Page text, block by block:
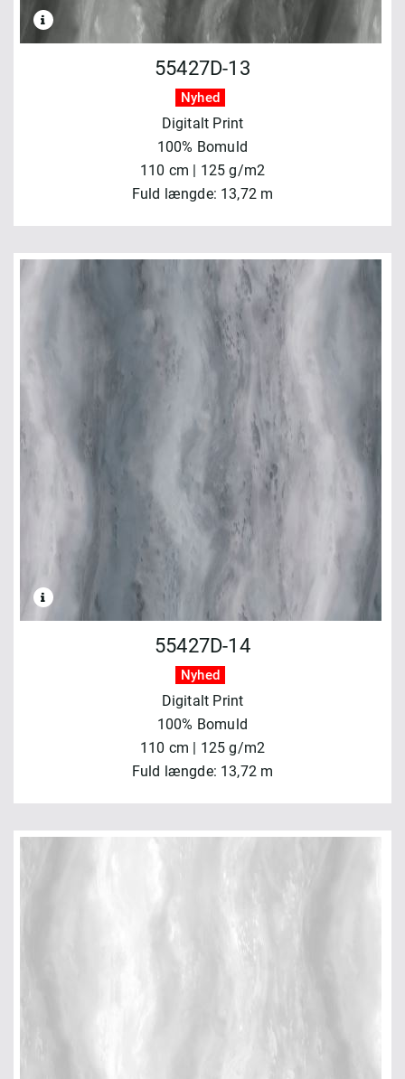
55427D-13
Nyhed
Digitalt Print
100% Bomuld
110 cm | 125 g/m2
Fuld længde: 13,72 m
55427D-14
Nyhed
Digitalt Print
100% Bomuld
110 cm | 125 g/m2
Fuld længde: 13,72 m